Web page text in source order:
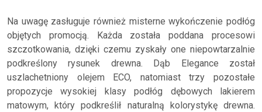
Na uwagę zasługuje również misterne wykończenie podłóg
objętych promocją. Każda została poddana procesowi
szczotkowania, dzięki czemu zyskały one niepowtarzalnie
podkreślony rysunek drewna. Dąb Elegance został
uszlachetniony olejem ECO, natomiast trzy pozostałe
propozycje wysokiej klasy podłóg dębowych lakierem
matowym, który podkreślił naturalną kolorystykę drewna.